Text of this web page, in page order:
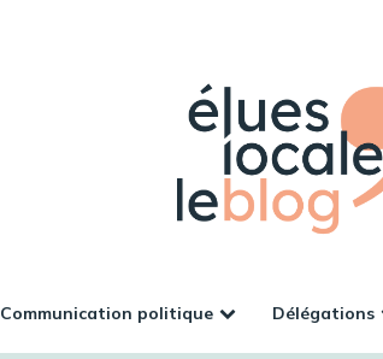
Communication politique Délégations